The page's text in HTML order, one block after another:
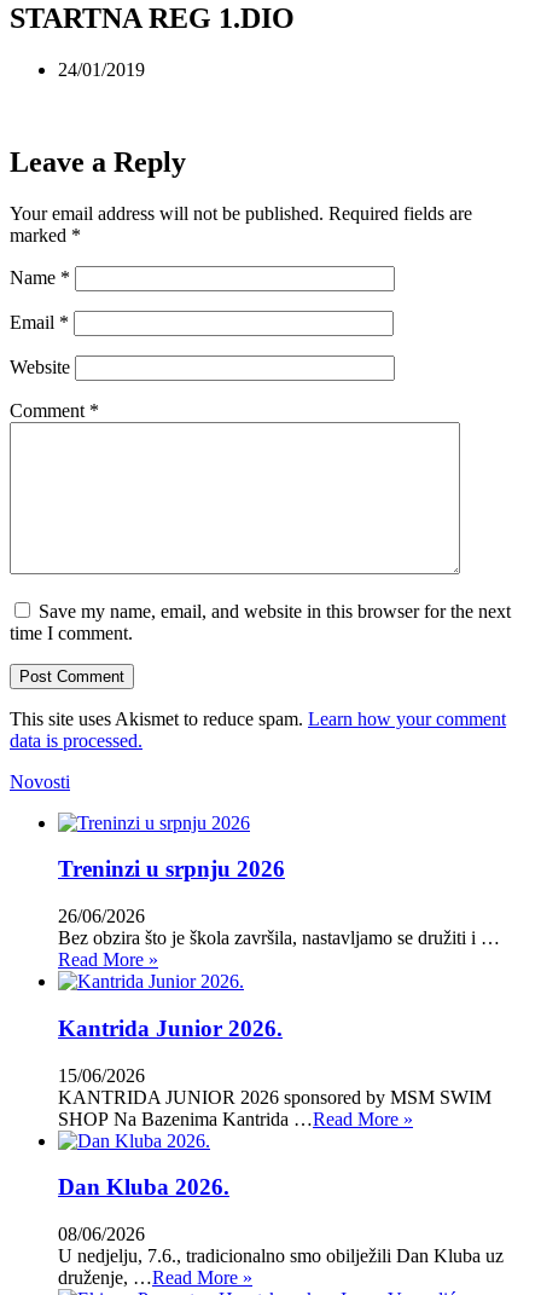
STARTNA REG 1.DIO
24/01/2019
Leave a Reply
Your email address will not be published. Required fields are
marked *
Name *
Email *
Website
Comment *
Save my name, email, and website in this browser for the next
time I comment.
This site uses Akismet to reduce spam. Learn how your comment
data is processed.
Novosti
Treninzi u srpnju 2026
26/06/2026
Bez obzira što je škola završila, nastavljamo se družiti i …
Read More »
Kantrida Junior 2026.
15/06/2026
KANTRIDA JUNIOR 2026 sponsored by MSM SWIM
SHOP Na Bazenima Kantrida …Read More »
Dan Kluba 2026.
08/06/2026
U nedjelju, 7.6., tradicionalno smo obilježili Dan Kluba uz
druženje, …Read More »